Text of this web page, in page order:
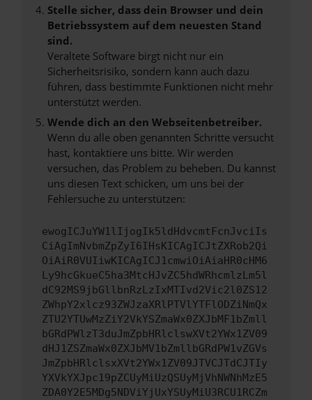
Stelle sicher, dass dein Browser und dein
Betriebssystem auf dem neuesten Stand
sind.
Veraltete Software birgt nicht nur ein
Sicherheitsrisiko, sondern kann auch dazu
führen, dass bestimmte Funktionen nicht mehr
unterstützt werden.
Wende dich an den Webseitenbetreiber.
Wenn du alle oben genannten Schritte versucht
hast, kontaktiere uns bitte. Wir werden
versuchen, das Problem zu beheben. Du kannst
uns diesen Text schicken, um uns bei der
Fehlersuche zu unterstützen:
ewogICJuYW1lIjogIk5ldHdvcmtFcnJvciIs
CiAgImNvbmZpZyI6IHsKICAgICJtZXRob2Qi
OiAiR0VUIiwKICAgICJ1cmwiOiAiaHR0cHM6
Ly9hcGkueC5ha3MtcHJvZC5hdWRhcmlzLm5l
dC92MS9jbGllbnRzLzIxMTIvd2Vic2l0ZS12
ZWhpY2xlcz93ZWJzaXRlPTVlYTFlODZiNmQx
ZTU2YTUwMzZiY2VkYSZmaWx0ZXJbMF1bZmll
bGRdPWlzT3duJmZpbHRlclswXVt2YWx1ZV09
dHJ1ZSZmaWx0ZXJbMV1bZmllbGRdPW1vZGVs
JmZpbHRlclsxXVt2YWx1ZV09JTVCJTdCJTIy
YXVkYXJpc19pZCUyMiUzQSUyMjVhNWNhMzE5
ZDA0Y2E5MDg5NDViYjUxYSUyMiU3RCU1RCZm